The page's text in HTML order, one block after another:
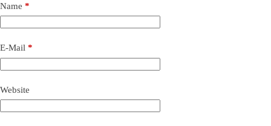
Name *
E-Mail *
Website